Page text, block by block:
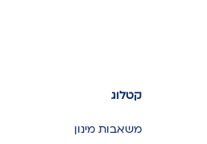
קטלוג
משאבות מינון